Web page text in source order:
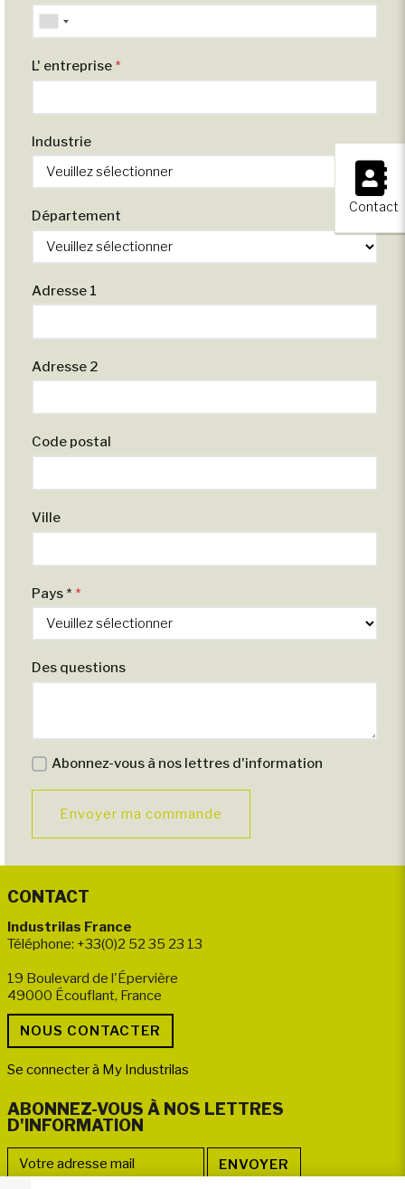
×
Contact
L' entreprise *
Industrie
Département
Adresse 1
Adresse 2
Code postal
Ville
Pays * *
Des questions
Abonnez-vous à nos lettres d'information
Envoyer ma commande
CONTACT
Industrilas France
Téléphone: +33(0)2 52 35 23 13
19 Boulevard de l'Épervière
49000 Écouflant, France
Se connecter à My Industrilas
ABONNEZ-VOUS À NOS LETTRES
D'INFORMATION